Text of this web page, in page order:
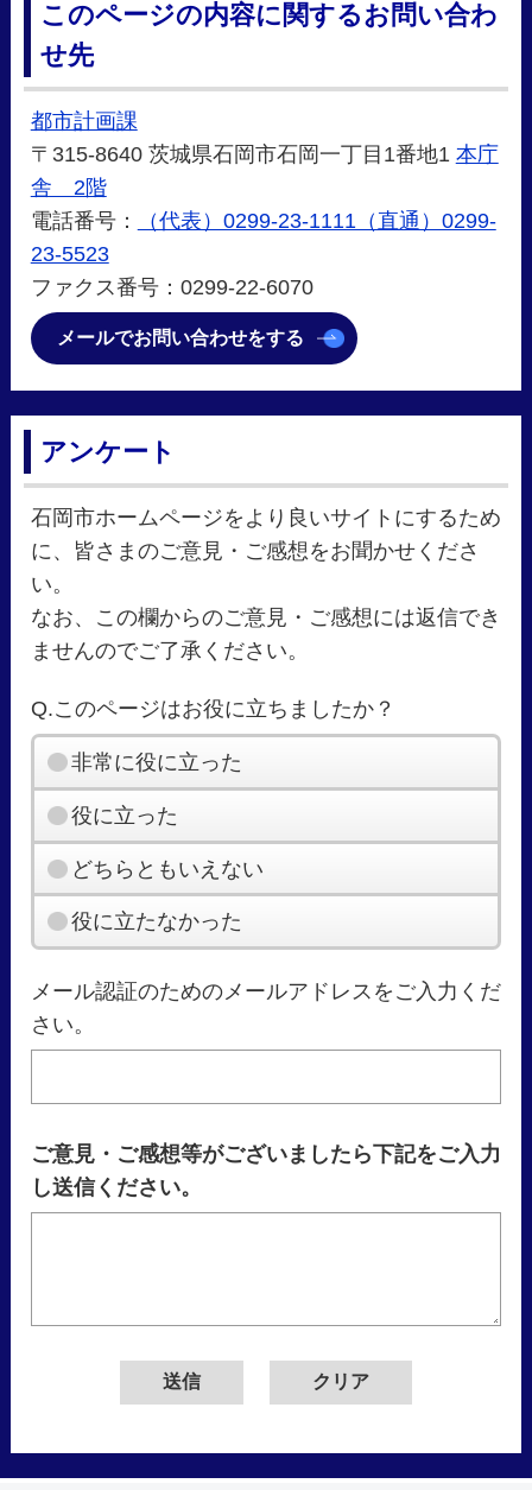
このページの内容に関するお問い合わ
せ先
都市計画課
〒315-8640 茨城県石岡市石岡一丁目1番地1 本庁
舎 2階
電話番号：
（代表）0299-23-1111（直通）0299-
23-5523
ファクス番号：0299-22-6070
メールでお問い合わせをする
アンケート
石岡市ホームページをより良いサイトにするため
に、皆さまのご意見・ご感想をお聞かせくださ
い。
なお、この欄からのご意見・ご感想には返信でき
ませんのでご了承ください。
Q.このページはお役に立ちましたか？
非常に役に立った
役に立った
どちらともいえない
役に立たなかった
メール認証のためのメールアドレスをご入力くだ
さい。
ご意見・ご感想等がございましたら下記をご入力
し送信ください。